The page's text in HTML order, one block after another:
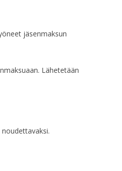
HALLITUKSEN
jäsenmaksun
Lähetetään